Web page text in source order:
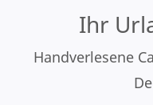
Ihr
Handverlesene